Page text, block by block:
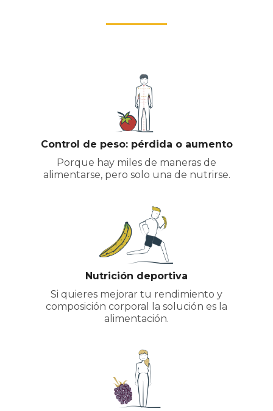
Control de peso: pérdida o aumento
Porque hay miles de maneras de
alimentarse, pero solo una de nutrirse.
Nutrición deportiva
Si quieres mejorar tu rendimiento y
composición corporal la solución es la
alimentación.